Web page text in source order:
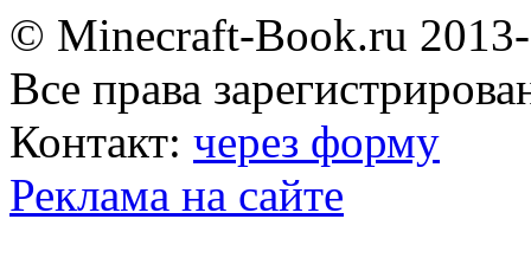
© Minecraft-Book.ru
Все права
Контакт: через форму
Реклама на сайте